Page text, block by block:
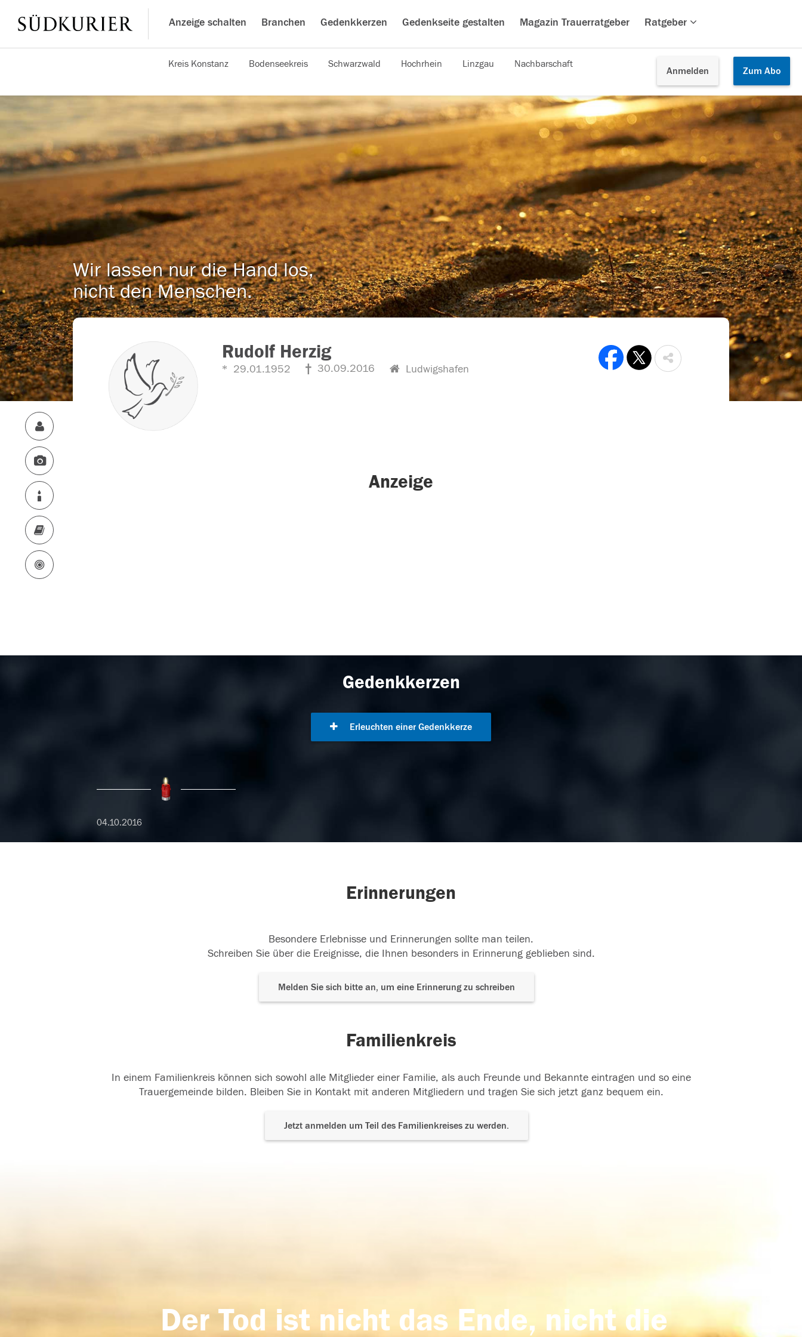
Anzeige schalten Branchen Gedenkkerzen Gedenkseite gestalten Magazin Trauerratgeber Ratgeber
Anmelden Zum Abo
Kreis Konstanz Bodenseekreis Schwarzwald Hochrhein Linzgau Nachbarschaft
Wir lassen nur die Hand los,
nicht den Menschen.
Rudolf Herzig
29.01.1952 30.09.2016 Ludwigshafen
Anzeige
Gedenkkerzen
Erleuchten einer Gedenkkerze
04.10.2016
Erinnerungen
Besondere Erlebnisse und Erinnerungen sollte man teilen.
Schreiben Sie über die Ereignisse, die Ihnen besonders in Erinnerung geblieben sind.
Melden Sie sich bitte an, um eine Erinnerung zu schreiben
Familienkreis
In einem Familienkreis können sich sowohl alle Mitglieder einer Familie, als auch Freunde und Bekannte eintragen und so eine
Trauergemeinde bilden. Bleiben Sie in Kontakt mit anderen Mitgliedern und tragen Sie sich jetzt ganz bequem ein.
Jetzt anmelden um Teil des Familienkreises zu werden.
Der Tod ist nicht das Ende, nicht die